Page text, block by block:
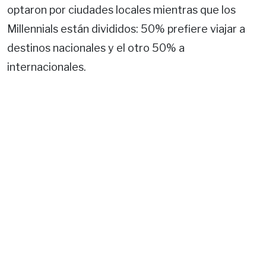
optaron por ciudades locales mientras que los
Millennials están divididos: 50% prefiere viajar a
destinos nacionales y el otro 50% a
internacionales.